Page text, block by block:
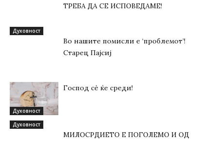
ТРЕБА ДА СЕ ИСПОВЕДАМЕ!
Духовност
Во нашите помисли е ‘проблемот’!
Старец Пајсиј
Духовност
Господ сѐ ќе среди!
Духовност
МИЛОСРДИЕТО Е ПОГОЛЕМО И ОД